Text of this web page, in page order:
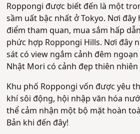
Roppongi được biết đến là một
sầm uất bậc nhất ở Tokyo. Nơi
điểm tham quan, mua sắm hấp
phức hợp Roppongi Hills. Nơi đây
sát có view ngắm cảnh đêm
Nhật Mori có cảnh đẹp thiên
Khu phố Roppongi vốn được yêu
khí sôi động, hội nhập văn hóa
thể cảm nhận một bộ mặt hoàn
Bản khi đến đây!